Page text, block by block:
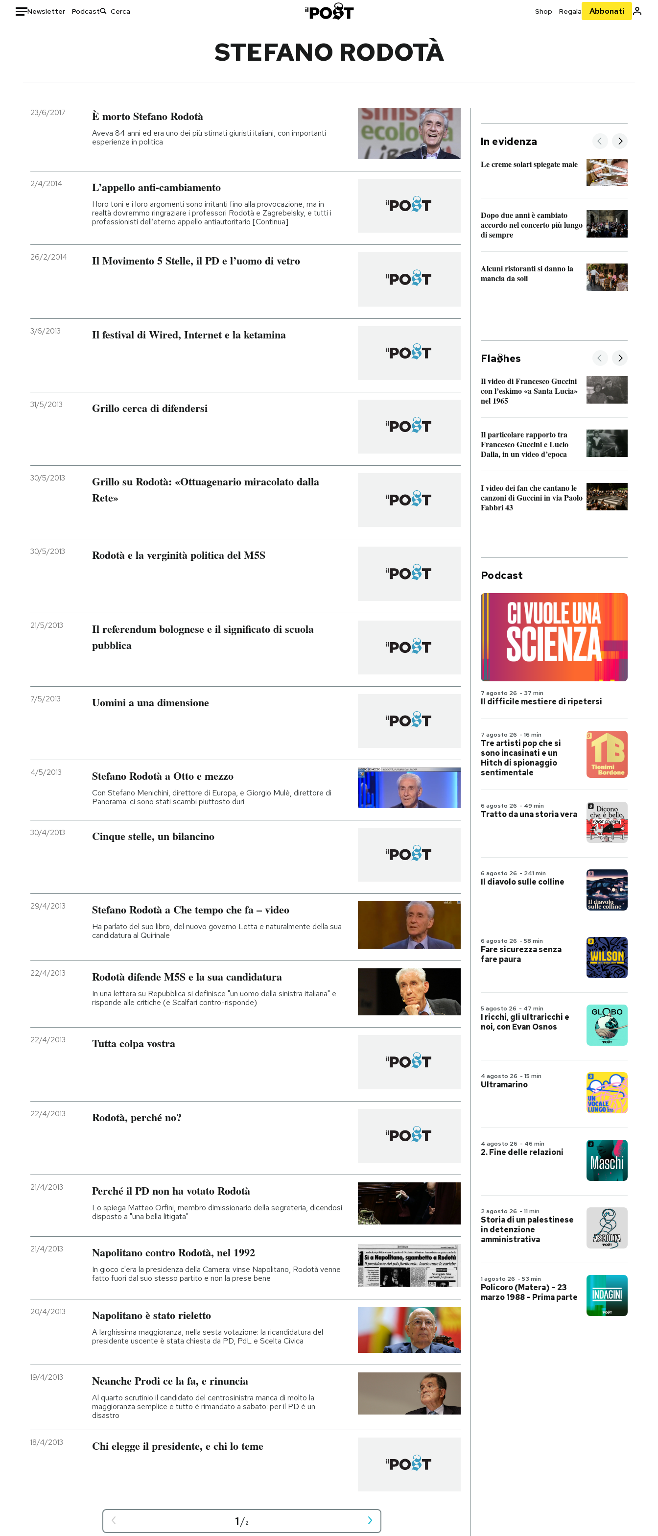
Newsletter Podcast Shop Regala Abbonati
Italia
Politica
Economia
Moda
Ok Boomer!
SHOP
AREA PERSONALE
STEFANO RODOTÀ
23/6/2017 È morto Stefano Rodotà
Aveva 84 anni ed era uno dei più stimati giuristi italiani, con importanti
esperienze in politica
2/4/2014 L’appello anti-cambiamento
I loro toni e i loro argomenti sono irritanti fino alla provocazione, ma in
realtà dovremmo ringraziare i professori Rodotà e Zagrebelsky, e tutti i
professionisti dell’eterno appello antiautoritario [Continua]
26/2/2014 Il Movimento 5 Stelle, il PD e l’uomo di vetro
3/6/2013 Il festival di Wired, Internet e la ketamina
31/5/2013 Grillo cerca di difendersi
30/5/2013
Grillo su Rodotà: «Ottuagenario miracolato dalla
Rete»
30/5/2013 Rodotà e la verginità politica del M5S
21/5/2013
Il referendum bolognese e il significato di scuola
pubblica
7/5/2013 Uomini a una dimensione
4/5/2013 Stefano Rodotà a Otto e mezzo
Con Stefano Menichini, direttore di Europa, e Giorgio Mulè, direttore di
Panorama: ci sono stati scambi piuttosto duri
30/4/2013 Cinque stelle, un bilancino
29/4/2013 Stefano Rodotà a Che tempo che fa – video
Ha parlato del suo libro, del nuovo governo Letta e naturalmente della sua
candidatura al Quirinale
22/4/2013 Rodotà difende M5S e la sua candidatura
In una lettera su Repubblica si definisce "un uomo della sinistra italiana" e
risponde alle critiche (e Scalfari contro-risponde)
22/4/2013 Tutta colpa vostra
22/4/2013 Rodotà, perché no?
21/4/2013 Perché il PD non ha votato Rodotà
Lo spiega Matteo Orfini, membro dimissionario della segreteria, dicendosi
disposto a "una bella litigata"
21/4/2013 Napolitano contro Rodotà, nel 1992
In gioco c'era la presidenza della Camera: vinse Napolitano, Rodotà venne
fatto fuori dal suo stesso partito e non la prese bene
20/4/2013 Napolitano è stato rieletto
A larghissima maggioranza, nella sesta votazione: la ricandidatura del
presidente uscente è stata chiesta da PD, PdL e Scelta Civica
19/4/2013 Neanche Prodi ce la fa, e rinuncia
Al quarto scrutinio il candidato del centrosinistra manca di molto la
maggioranza semplice e tutto è rimandato a sabato: per il PD è un
disastro
18/4/2013 Chi elegge il presidente, e chi lo teme
1/2
In evidenza
Le creme solari spiegate male
Dopo due anni è cambiato
accordo nel concerto più lungo
di sempre
Alcuni ristoranti si danno la
mancia da soli
Fla hes
Il video di Francesco Guccini
con l’eskimo «a Santa Lucia»
nel 1965
Il particolare rapporto tra
Francesco Guccini e Lucio
Dalla, in un video d’epoca
I video dei fan che cantano le
canzoni di Guccini in via Paolo
Fabbri 43
Podcast
7 agosto 26 - 37 min
Il difficile mestiere di ripetersi
7 agosto 26 - 16 min
Tre artisti pop che si
sono incasinati e un
Hitch di spionaggio
sentimentale
6 agosto 26 - 49 min
Tratto da una storia vera
6 agosto 26 - 241 min
Il diavolo sulle colline
6 agosto 26 - 58 min
Fare sicurezza senza
fare paura
5 agosto 26 - 47 min
I ricchi, gli ultraricchi e
noi, con Evan Osnos
4 agosto 26 - 15 min
Ultramarino
4 agosto 26 - 46 min
2. Fine delle relazioni
2 agosto 26 - 11 min
Storia di un palestinese
in detenzione
amministrativa
1 agosto 26 - 53 min
Policoro (Matera) – 23
marzo 1988 – Prima parte